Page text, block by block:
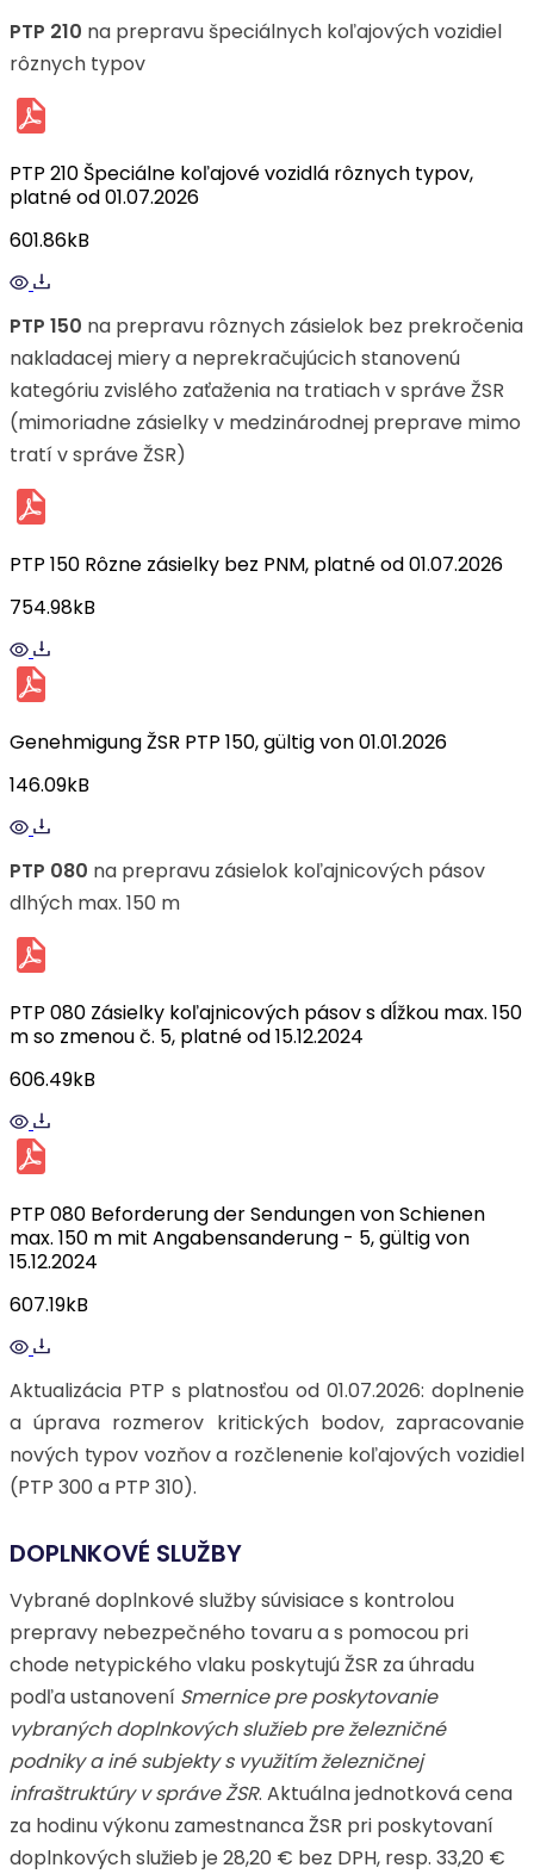
PTP 210 na prepravu špeciálnych koľajových vozidiel
rôznych typov
PTP 210 Špeciálne koľajové vozidlá rôznych typov,
platné od 01.07.2026
601.86kB
PTP 150 na prepravu rôznych zásielok bez prekročenia
nakladacej miery a neprekračujúcich stanovenú
kategóriu zvislého zaťaženia na tratiach v správe ŽSR
(mimoriadne zásielky v medzinárodnej preprave mimo
tratí v správe ŽSR)
PTP 150 Rôzne zásielky bez PNM, platné od 01.07.2026
754.98kB
Genehmigung ŽSR PTP 150, gültig von 01.01.2026
146.09kB
PTP 080 na prepravu zásielok koľajnicových pásov
dlhých max. 150 m
PTP 080 Zásielky koľajnicových pásov s dĺžkou max. 150
m so zmenou č. 5, platné od 15.12.2024
606.49kB
PTP 080 Beforderung der Sendungen von Schienen
max. 150 m mit Angabensanderung - 5, gültig von
15.12.2024
607.19kB
Aktualizácia PTP s platnosťou od 01.07.2026: doplnenie
a úprava rozmerov kritických bodov, zapracovanie
nových typov vozňov a rozčlenenie koľajových vozidiel
(PTP 300 a PTP 310).
DOPLNKOVÉ SLUŽBY
Vybrané doplnkové služby súvisiace s kontrolou
prepravy nebezpečného tovaru a s pomocou pri
chode netypického vlaku poskytujú ŽSR za úhradu
podľa ustanovení Smernice pre poskytovanie
vybraných doplnkových služieb pre železničné
podniky a iné subjekty s využitím železničnej
infraštruktúry v správe ŽSR. Aktuálna jednotková cena
za hodinu výkonu zamestnanca ŽSR pri poskytovaní
doplnkových služieb je 28,20 € bez DPH, resp. 33,20 €